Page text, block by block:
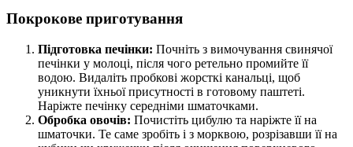
Покрокове приготування
Підготовка печінки: Почніть з вимочування свинячої
печінки у молоці, після чого ретельно промийте її
водою. Видаліть пробкові жорсткі канальці, щоб
уникнути їхньої присутності в готовому паштеті.
Наріжте печінку середніми шматочками.
Обробка овочів: Почистіть цибулю та наріжте її на
шматочки. Те саме зробіть і з морквою, розрізавши її на